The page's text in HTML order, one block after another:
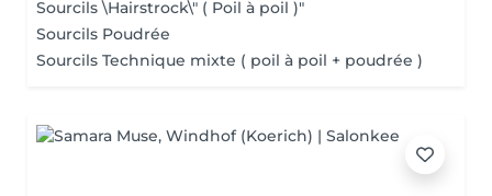
Sourcils \Hairstrock\" ( Poil à poil )"
Sourcils Poudrée
Sourcils Technique mixte ( poil à poil + poudrée )